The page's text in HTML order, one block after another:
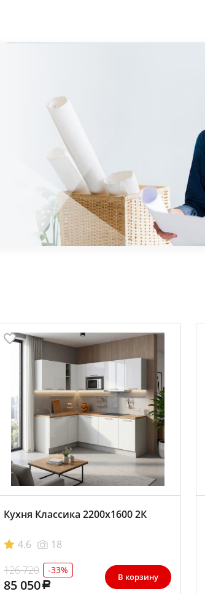
Кухня Классика 2200х1600 2К
4.6
18
126 720
-33%
85 050 В корзину